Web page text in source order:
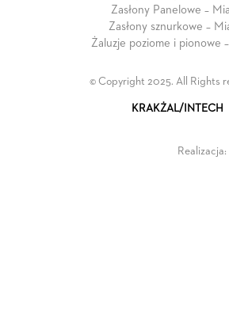
Zasłony Panelowe –
Zasłony sznurkowe –
Żaluzje poziome i pionowe
© Copyright 2025. All Rights
KRAKŻAL/INTECH
Realizacja: